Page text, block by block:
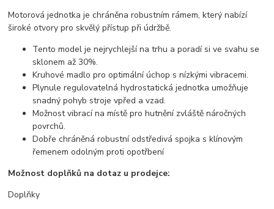
Motorová jednotka je chráněna robustním rámem, který nabízí
široké otvory pro skvělý přístup při údržbě.
Tento model je nejrychlejší na trhu a poradí si ve svahu se
sklonem až 30%.
Kruhové madlo pro optimální úchop s nízkými vibracemi.
Plynule regulovatelná hydrostatická jednotka umožňuje
snadný pohyb stroje vpřed a vzad.
Možnost vibrací na místě pro hutnění zvláště náročných
povrchů.
Dobře chráněná robustní odstředivá spojka s klínovým
řemenem odolným proti opotřbení
Možnost doplňků na dotaz u prodejce:
Doplňky